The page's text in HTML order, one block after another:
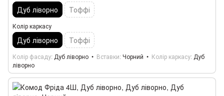
Дуб ліворно Тоффі
Колір каркасу
Дуб ліворно Тоффі
Колір фасаду Дуб ліворно Вставки Чорний Колір каркасу Дуб
ліворно